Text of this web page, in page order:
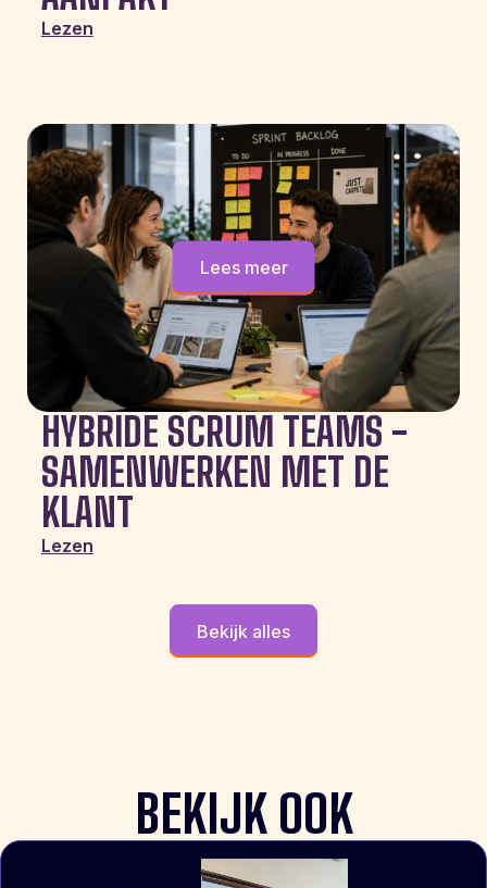
Lezen
Lees meer
HYBRIDE SCRUM TEAMS -
SAMENWERKEN MET DE
KLANT
Lezen
Bekijk alles
BEKIJK OOK